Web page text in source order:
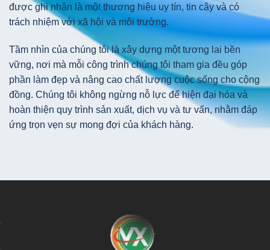
được ghi nhận là một thương hiệu uy tín, tin cậy và có
trách nhiệm với xã hội và môi trường.
Tầm nhìn của chúng tôi là xây dựng một tương lai bền
vững, nơi mà mỗi công trình chúng tôi tham gia đều góp
phần làm đẹp và nâng cao chất lượng cuộc sống cho cộng
đồng. Chúng tôi không ngừng nỗ lực để hiện đại hóa và
hoàn thiện quy trình sản xuất, dịch vụ và tư vấn, nhằm đáp
ứng trọn vẹn sự mong đợi của khách hàng.